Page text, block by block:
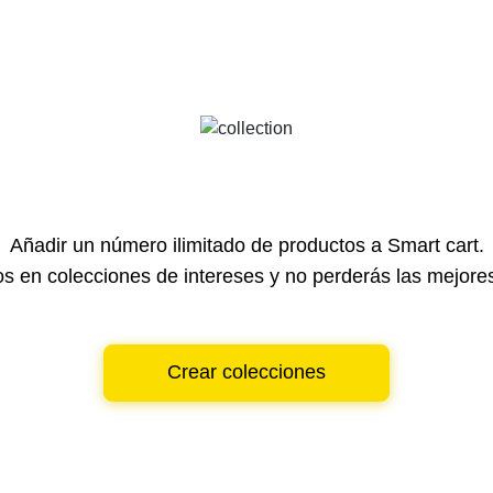
Añadir un número ilimitado de productos a Smart cart.
en colecciones de intereses y no perderás las
Crear colecciones